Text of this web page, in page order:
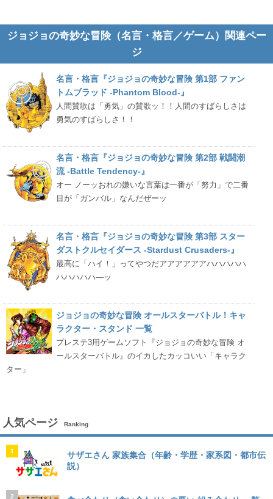
ジョジョの奇妙な冒険（名言・格言／ゲーム）関連ペー
ジ
名言・格言『ジョジョの奇妙な冒険 第1部 ファン
トムブラッド -Phantom Blood-』
人間賛歌は「勇気」の賛歌ッ！！人間のすばらしさは
勇気のすばらしさ！！
名言・格言『ジョジョの奇妙な冒険 第2部 戦闘潮
流 -Battle Tendency-』
オー ノーッおれの嫌いな言葉は一番が「努力」で二番
目が「ガンバル」なんだぜーッ
名言・格言『ジョジョの奇妙な冒険 第3部 スター
ダストクルセイダース -Stardust Crusaders-』
最高に「ハイ！」ってやつだアアアアアアハハハハハ
ハハハハハ―ッ
ジョジョの奇妙な冒険 オールスターバトル！キャ
ラクター・スタンド 一覧
プレステ3用ゲームソフト『ジョジョの奇妙な冒険 オ
ールスターバトル』のイカしたカッコいい「キャラク
ター」
人気ページ Ranking
1
サザエさん 家族集合（年齢・学歴・家系図・都市伝
説）
2